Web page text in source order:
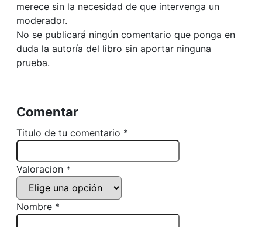
merece sin la necesidad de que intervenga un
moderador.
No se publicará ningún comentario que ponga en
duda la autoría del libro sin aportar ninguna
prueba.
Comentar
Titulo de tu comentario *
Valoracion *
Nombre *